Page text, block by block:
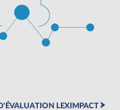
LEXIMPACT